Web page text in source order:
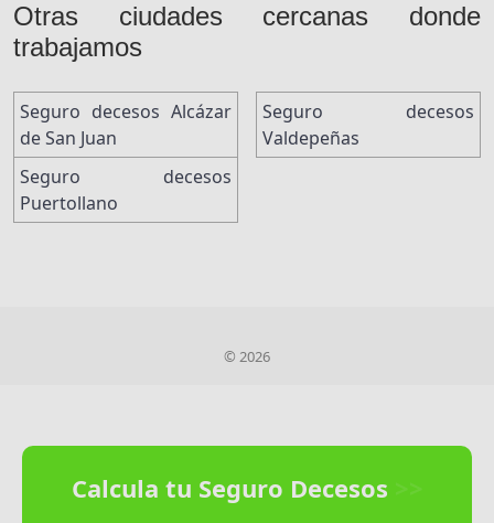
Otras ciudades cercanas donde
trabajamos
Seguro decesos Alcázar
de San Juan
Seguro decesos
Puertollano
Seguro decesos
Valdepeñas
© 2026
Calcula tu Seguro Decesos